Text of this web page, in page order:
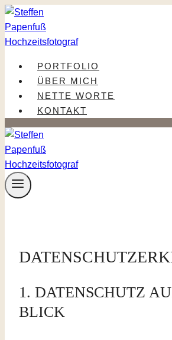
Zum
Inhalt
springen
PORTFOLIO
ÜBER MICH
NETTE WORTE
KONTAKT
1. DATENSCHUTZ
BLICK